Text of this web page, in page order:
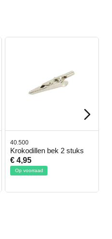
40.500
Krokodillen bek 2 stuks
€ 4,95
Op voorraad